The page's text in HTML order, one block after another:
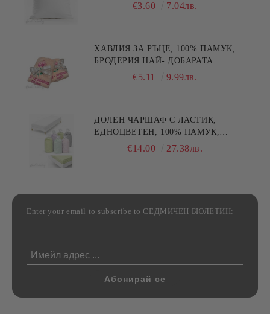
€3.60 7.04лв.
ХАВЛИЯ ЗА РЪЦЕ, 100% ПАМУК,
БРОДЕРИЯ НАЙ- ДОБАРАТА
МАЙКА/БАБА , РАЗМЕР:
€5.11 9.99лв.
ДОЛЕН ЧАРШАФ С ЛАСТИК,
ЕДНОЦВЕТЕН, 100% ПАМУК,
РАЗЛИЧНИ РАЗМЕРИ
€14.00 27.38лв.
Enter your email to subscribe to СЕДМИЧЕН БЮЛЕТИН: